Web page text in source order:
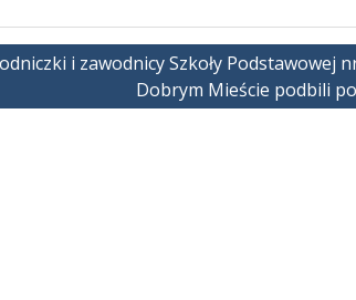
i zawodnicy Szkoły Podstawowej
Dobrym Mieście podbili